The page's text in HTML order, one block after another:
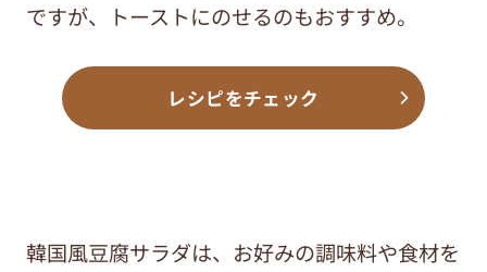
ですが、トーストにのせるのもおすすめ。
レシピをチェック
韓国風豆腐サラダは、お好みの調味料や食材を